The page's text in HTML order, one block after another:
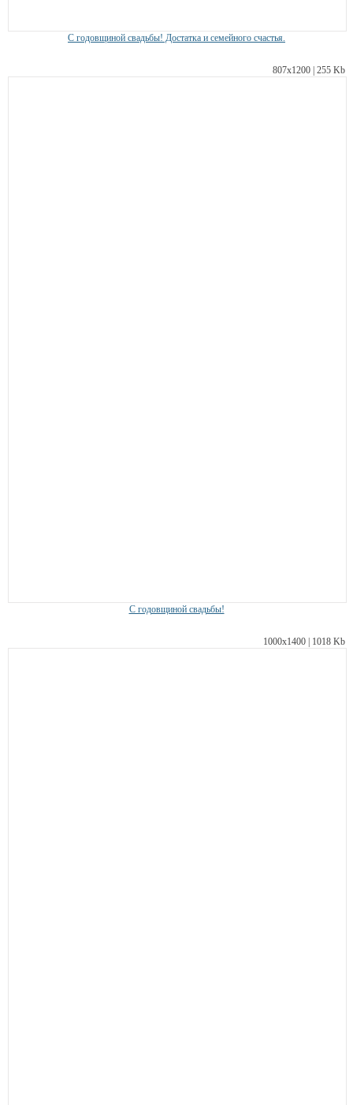
С годовщиной свадьбы! Достатка и семейного счастья.
807х1200 | 255 Kb
С годовщиной свадьбы!
1000х1400 | 1018 Kb